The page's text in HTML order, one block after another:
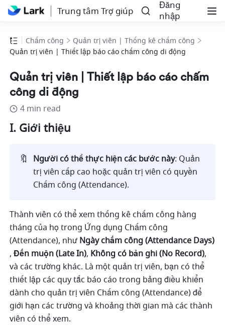
Trung tâm Trợ giúp
Đăng
nhập
Chấm công
Quản trị viên | Thống kê chấm công
Quản trị viên | Thiết lập báo cáo chấm công di động
Quản trị viên | Thiết lập báo cáo chấm
công di động
4 min read
I. Giới thiệu
🔖 Người có thể thực hiện các bước này: Quản
trị viên cấp cao hoặc quản trị viên có quyền
Chấm công (Attendance).
Thành viên có thể xem thống kê chấm công hàng
tháng của họ trong Ứng dụng Chấm công
(Attendance), như
, Đến muộn (Late In), Không có bản ghi (No Record),
và các trường khác. Là một quản trị viên, bạn có thể
thiết lập các quy tắc báo cáo trong bảng điều khiển
dành cho quản trị viên Chấm công (Attendance) để
giới hạn các trường và khoảng thời gian mà các thành
viên có thể xem.